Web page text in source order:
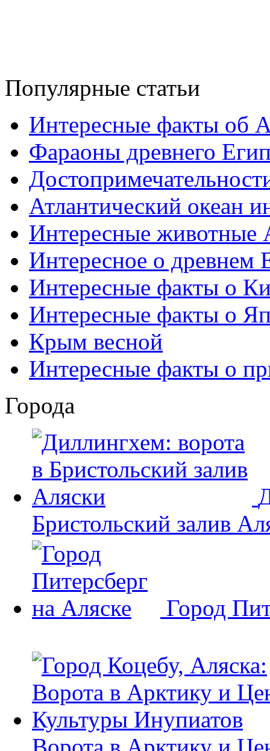
Популярные статьи
Интересные факты об
Фараоны древнего
Атлантический океан
Интересные животные
Интересное о древнем
Интересные факты о
Интересные факты о
Крым весной
Интересные факты о
Города
Бристольский залив
Город